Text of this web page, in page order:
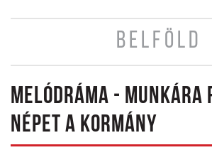
BELFÖLD
MELÓDRÁMA - MUNKÁRA
NÉPET A KORMÁNY